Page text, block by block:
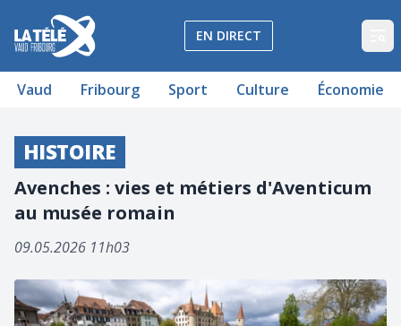
La Télé - Télévision régionale Vaud et Fribourg
EN DIRECT
Vaud Fribourg Sport Culture Économie
HISTOIRE
Avenches : vies et métiers d'Aventicum
au musée romain
09.05.2026 11h03